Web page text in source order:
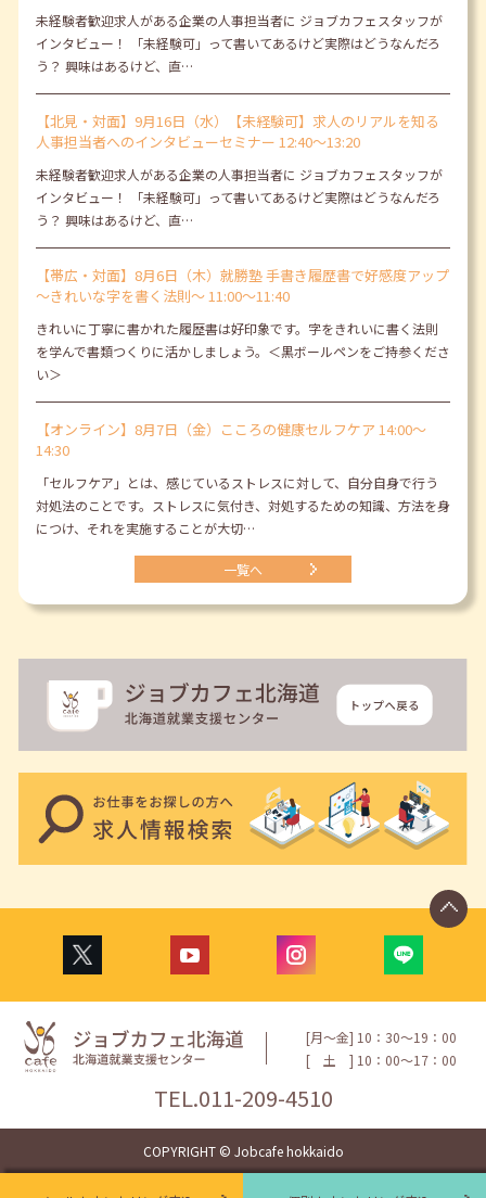
未経験者歓迎求人がある企業の人事担当者に ジョブカフェスタッフが
インタビュー！ 「未経験可」って書いてあるけど実際はどうなんだろ
う？ 興味はあるけど、直…
【北見・対面】9月16日（水）【未経験可】求人のリアルを知る
人事担当者へのインタビューセミナー 12:40～13:20
未経験者歓迎求人がある企業の人事担当者に ジョブカフェスタッフが
インタビュー！ 「未経験可」って書いてあるけど実際はどうなんだろ
う？ 興味はあるけど、直…
【帯広・対面】8月6日（木）就勝塾 手書き履歴書で好感度アップ
～きれいな字を書く法則～ 11:00～11:40
きれいに丁寧に書かれた履歴書は好印象です。字をきれいに書く法則
を学んで書類つくりに活かしましょう。＜黒ボールペンをご持参くださ
い＞
【オンライン】8月7日（金）こころの健康セルフケア 14:00～
14:30
「セルフケア」とは、感じているストレスに対して、自分自身で行う
対処法のことです。ストレスに気付き、対処するための知識、方法を身
につけ、それを実施することが大切…
一覧へ
[月〜金] 10：30〜19：00
[
土 ] 10：00〜17：00
TEL.011-209-4510
COPYRIGHT © Jobcafe hokkaido